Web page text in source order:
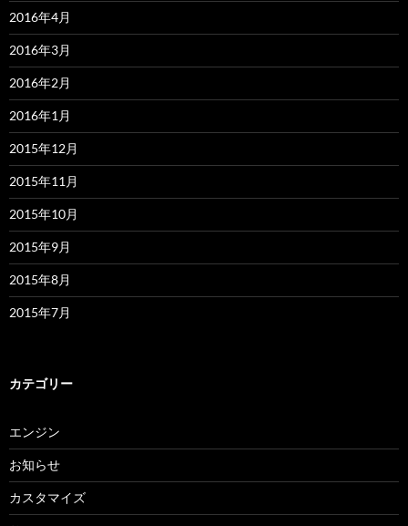
2016年4月
2016年3月
2016年2月
2016年1月
2015年12月
2015年11月
2015年10月
2015年9月
2015年8月
2015年7月
カテゴリー
エンジン
お知らせ
カスタマイズ